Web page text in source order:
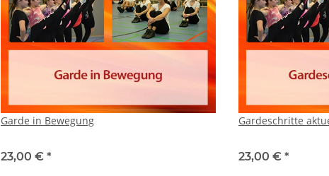
Garde in Bewegung
23,00 € *
Gardeschritte
23,00 € *